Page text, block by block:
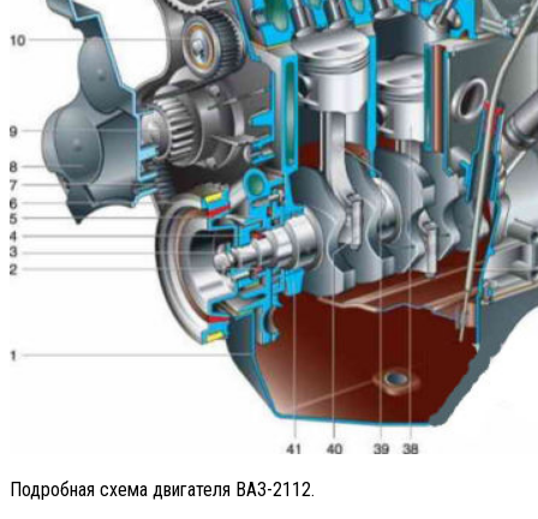
Подробная схема двигателя ВАЗ-2112.